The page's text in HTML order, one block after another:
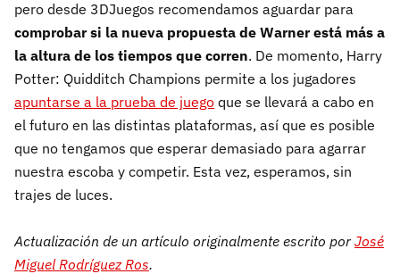
pero desde 3DJuegos recomendamos aguardar para
comprobar si la nueva propuesta de Warner está más a
la altura de los tiempos que corren. De momento, Harry
Potter: Quidditch Champions permite a los jugadores
apuntarse a la prueba de juego que se llevará a cabo en
el futuro en las distintas plataformas, así que es posible
que no tengamos que esperar demasiado para agarrar
nuestra escoba y competir. Esta vez, esperamos, sin
trajes de luces.
Actualización de un artículo originalmente escrito por José
Miguel Rodríguez Ros.